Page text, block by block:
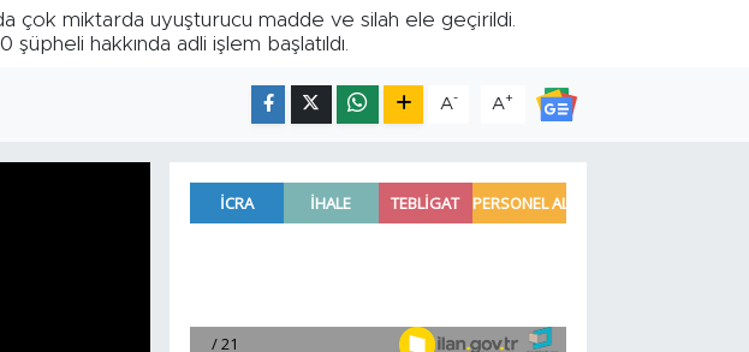
çok miktarda uyuşturucu madde ve silah ele geçirildi.
hakkında adli işlem başlatıldı.
A- A+